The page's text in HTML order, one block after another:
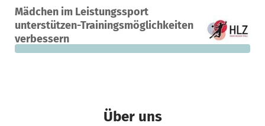
Mädchen im Leistungssport
unterstützen-Trainingsmöglichkeiten
verbessern
Ein Projekt in Ketsch, Deutschland
0
Spenden
0 %
finanziert
11.000 €
fehlen noch
Über uns